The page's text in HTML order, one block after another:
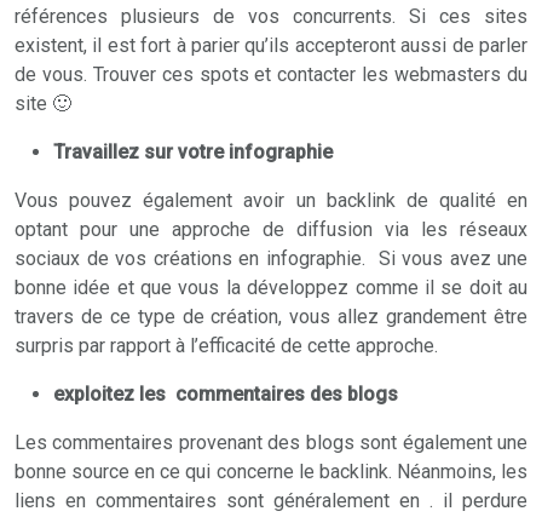
références plusieurs de vos concurrents. Si ces sites
existent, il est fort à parier qu’ils accepteront aussi de parler
de vous. Trouver ces spots et contacter les webmasters du
site 🙂
Travaillez sur votre infographie
Vous pouvez également avoir un backlink de qualité en
optant pour une approche de diffusion via les réseaux
sociaux de vos créations en infographie. Si vous avez une
bonne idée et que vous la développez comme il se doit au
travers de ce type de création, vous allez grandement être
surpris par rapport à l’efficacité de cette approche.
exploitez les commentaires des blogs
Les commentaires provenant des blogs sont également une
bonne source en ce qui concerne le backlink. Néanmoins, les
liens en commentaires sont généralement en . il perdure